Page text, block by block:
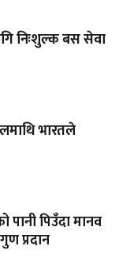
निःशुल्क बस सेवा
भारतले
पानी पिउँदा मानव
प्रदान